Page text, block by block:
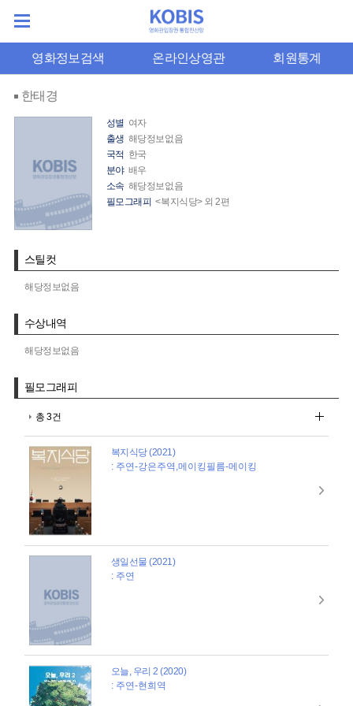
영화정보검색 온라인상영관 회원통계
한태경
성별 여자
출생 해당정보없음
국적 한국
분야 배우
소속 해당정보없음
필모그래피 <복지식당> 외 2편
스틸컷
해당정보없음
수상내역
해당정보없음
필모그래피
총 3건
복지식당 (2021)
: 주연-강은주역,메이킹필름-메이킹
생일선물 (2021)
: 주연
오늘, 우리 2 (2020)
: 주연-현희역